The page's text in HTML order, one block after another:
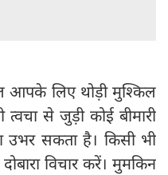
आपके लिए थोड़ी मुश्किल
से जुड़ी कोई बीमारी
उभर सकता है। किसी भी
विचार करें। मुमकिन